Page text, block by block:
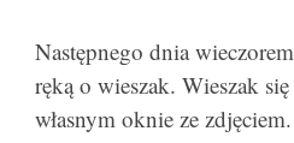
Następnego dnia
ręką o wieszak. Wieszak
własnym oknie ze